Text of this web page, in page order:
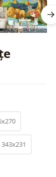
343x231